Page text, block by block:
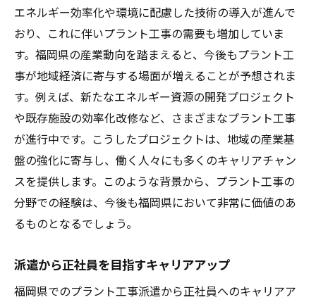
エネルギー効率化や環境に配慮した技術の導入が進んで
おり、これに伴いプラント工事の需要も増加していま
す。福岡県の産業動向を踏まえると、今後もプラント工
事が地域経済に寄与する場面が増えることが予想されま
す。例えば、新たなエネルギー資源の開発プロジェクト
や既存施設の効率化改修など、さまざまなプラント工事
が進行中です。こうしたプロジェクトは、地域の産業基
盤の強化に寄与し、働く人々にも多くのキャリアチャン
スを提供します。このような背景から、プラント工事の
分野での経験は、今後も福岡県において非常に価値のあ
るものとなるでしょう。
派遣から正社員を目指すキャリアアップ
福岡県でのプラント工事派遣から正社員へのキャリアア